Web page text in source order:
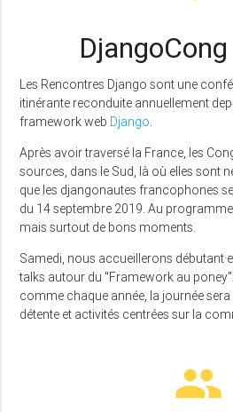
Les Rencontres Django sont une
itinérante reconduite annuellement
framework web Django.
Après avoir traversé la France, les
sources, dans le Sud, là où elles sont
que les djangonautes francophones
du 14 septembre 2019. Au
mais surtout de bons moments.
Samedi, nous accueillerons
talks autour du "Framework au
comme chaque année, la journée
détente et activités centrées sur la
group